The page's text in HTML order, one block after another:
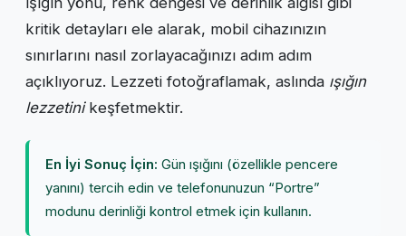
kritik detayları ele alarak, mobil cihazınızın
sınırlarını nasıl zorlayacağınızı adım adım
açıklıyoruz. Lezzeti fotoğraflamak, aslında ışığın
lezzetinikeşfetmektir.
En İyi Sonuç İçin: Gün ışığını (özellikle pencere
yanını) tercih edin ve telefonunuzun “Portre”
modunu derinliği kontrol etmek için kullanın.